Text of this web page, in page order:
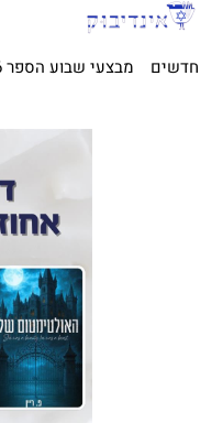
חדשים מבצעי שבוע הספר 2026